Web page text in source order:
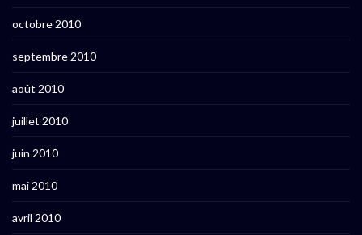
octobre 2010
septembre 2010
août 2010
juillet 2010
juin 2010
mai 2010
avril 2010